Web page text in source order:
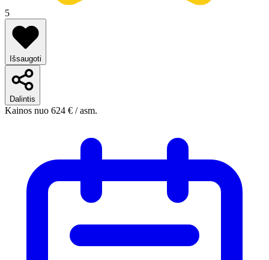
5
Išsaugoti
Dalintis
Kainos nuo 624 € / asm.